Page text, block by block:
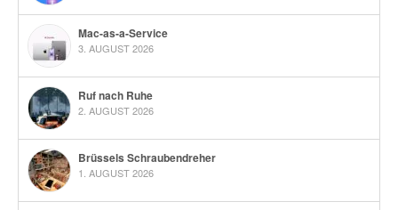
Mac-as-a-Service
3. AUGUST 2026
Ruf nach Ruhe
2. AUGUST 2026
Brüssels Schraubendreher
1. AUGUST 2026